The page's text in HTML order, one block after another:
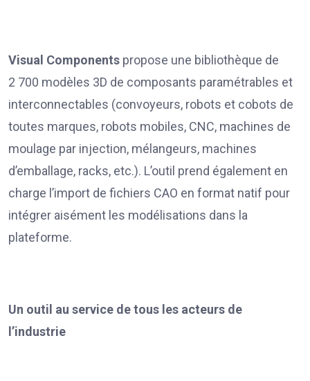
Visual Components propose une bibliothèque de
2 700 modèles 3D de composants paramétrables et
interconnectables (convoyeurs, robots et cobots de
toutes marques, robots mobiles, CNC, machines de
moulage par injection, mélangeurs, machines
d’emballage, racks, etc.). L’outil prend également en
charge l’import de fichiers CAO en format natif pour
intégrer aisément les modélisations dans la
plateforme.
Un outil au service de tous les acteurs de
l’industrie